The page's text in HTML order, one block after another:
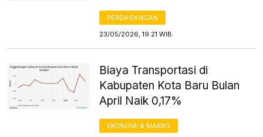
PERDAGANGAN
23/05/2026, 19:21 WIB
Biaya Transportasi di
Kabupaten Kota Baru Bulan
April Naik 0,17%
EKONOMI & MAKRO